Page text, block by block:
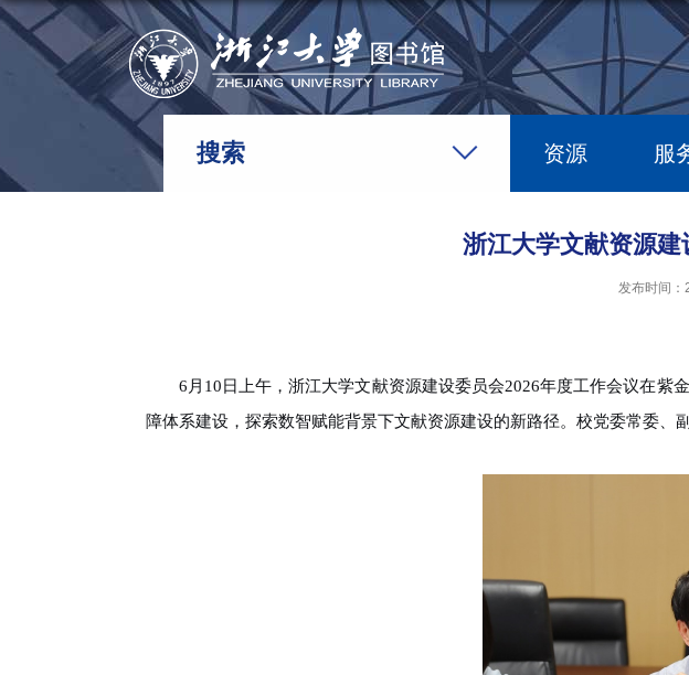
搜索 资源 服
浙江大学文献资源建
发布时间
6 月 10 日上午，浙江大学文献资源建设委员会2026年度工作会议在紫
障体系建设，探索数智赋能背景下文献资源建设的新路径。校党委常委、